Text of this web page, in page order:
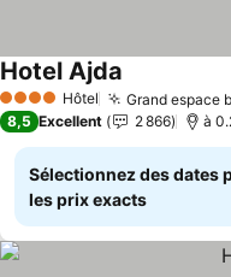
4 Étoiles Hôtel Grand espace
Hotel Ajda
8,5 Excellent 2 866 à
Sélectionnez des dates
les prix exacts